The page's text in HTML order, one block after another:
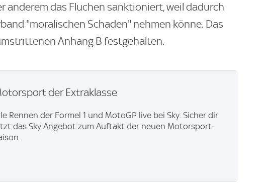
anderem das Fluchen sanktioniert, weil dadurch
"moralischen Schaden" nehmen könne. Das
Anhang B festgehalten.
der Extraklasse
Rennen der Formel 1 und MotoGP live bei Sky. Sicher dir
das Sky Angebot zum Auftakt der neuen Motorsport-